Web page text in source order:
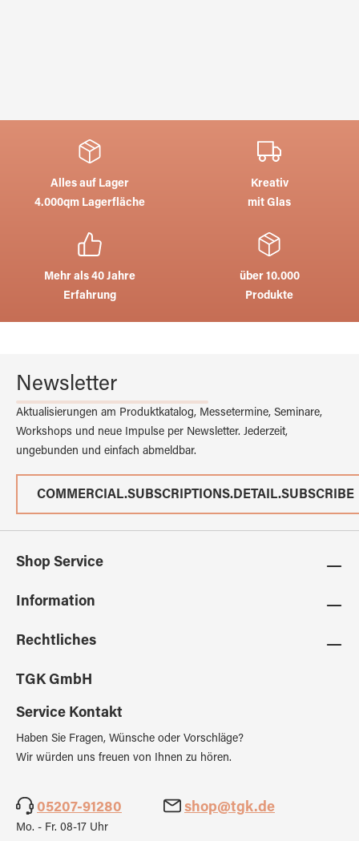
Alles auf Lager
4.000qm Lagerfläche
Kreativ
mit Glas
Mehr als 40 Jahre
Erfahrung
über 10.000
Produkte
Newsletter
Aktualisierungen am Produktkatalog, Messetermine, Seminare,
Workshops und neue Impulse per Newsletter. Jederzeit,
ungebunden und einfach abmeldbar.
COMMERCIAL.SUBSCRIPTIONS.DETAIL.SUBSCRIBE
Shop Service
Information
Rechtliches
TGK GmbH
Service Kontakt
Haben Sie Fragen, Wünsche oder Vorschläge?
Wir würden uns freuen von Ihnen zu hören.
05207-91280 shop@tgk.de
Mo. - Fr. 08-17 Uhr